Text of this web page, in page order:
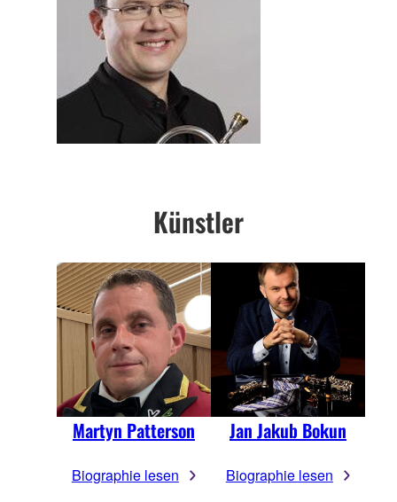
Künstler
Martyn Patterson
Biographie lesen
Jan Jakub Bokun
Biographie lesen